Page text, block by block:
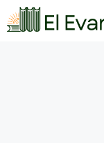
Saltar
al